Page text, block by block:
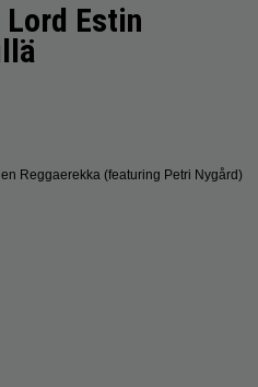
Estin
Reggaerekka (featuring Petri Nygård)